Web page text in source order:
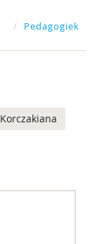
Pedagogiek
Korczakiana